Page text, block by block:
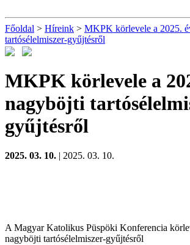
Főoldal > Híreink > MKPK körlevele a 2025.
tartósélelmiszer-gyűjtésről
MKPK körlevele a
nagyböjti
gyűjtésről
2025. 03. 10. | 2025. 03. 10.
A Magyar Katolikus Püspöki Konferencia
nagyböjti tartósélelmiszer-gyűjtésről